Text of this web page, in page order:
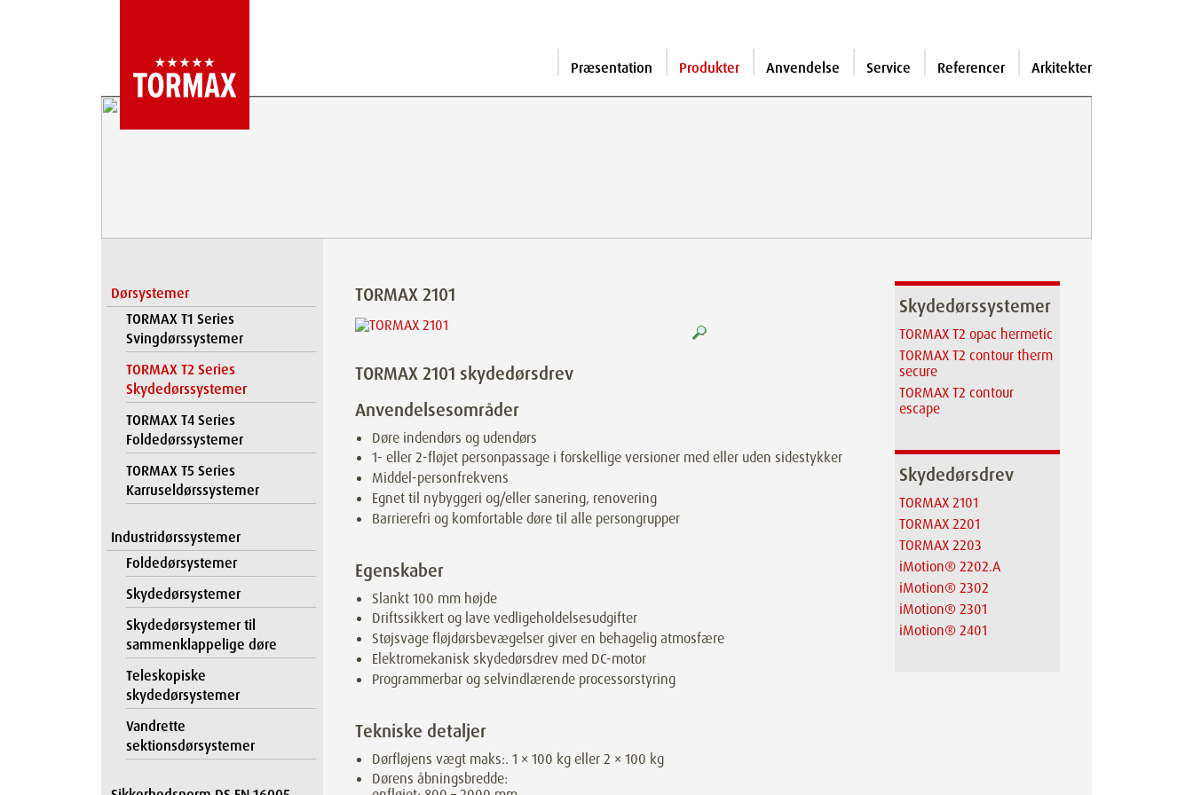
Præsentation Produkter Anvendelse Service Referencer Arkitekter
Dørsystemer
TORMAX T1 Series
Svingdørssystemer
TORMAX T2 Series
Skydedørssystemer
TORMAX T4 Series
Foldedørssystemer
TORMAX T5 Series
Karruseldørssystemer
Industridørssystemer
Foldedørsystemer
Skydedørsystemer
Skydedørsystemer til
sammenklappelige døre
Teleskopiske
skydedørsystemer
Vandrette
sektionsdørsystemer
TORMAX 2101
TORMAX 2101 skydedørsdrev
Anvendelsesområder
Døre indendørs og udendørs
1- eller 2-fløjet personpassage i forskellige versioner med eller uden sidestykker
Middel-personfrekvens
Egnet til nybyggeri og/eller sanering, renovering
Barrierefri og komfortable døre til alle persongrupper
Egenskaber
Slankt 100 mm højde
Driftssikkert og lave vedligeholdelsesudgifter
Støjsvage fløjdørsbevægelser giver en behagelig atmosfære
Elektromekanisk skydedørsdrev med DC-motor
Programmerbar og selvindlærende processorstyring
Tekniske detaljer
Dørfløjens vægt maks:. 1 × 100 kg eller 2 × 100 kg
Dørens åbningsbredde:
Skydedørssystemer
TORMAX T2 opac hermetic
TORMAX T2 contour therm
secure
TORMAX T2 contour
escape
Skydedørsdrev
TORMAX 2101
TORMAX 2201
TORMAX 2203
iMotion® 2202.A
iMotion® 2302
iMotion® 2301
iMotion® 2401